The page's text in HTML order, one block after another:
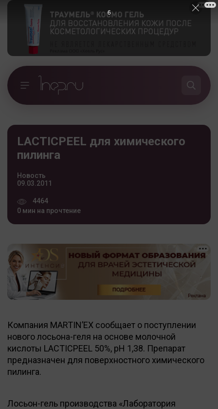
LACTICPEEL для химического
пилинга
Новость
09.03.2011
4464
0 мин на прочтение
Компания MARTIN’EX сообщает о поступлении
нового лосьона-геля на основе молочной
кислоты LACTICPEEL 50%, рН 1,38. Препарат
предназначен для поверхностного химического
пилинга.
Лосьон-гель производства «Лаборатория
5